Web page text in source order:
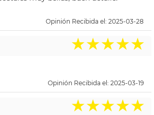
Opinión Recibida el: 2025-03-28
★★★★★
Opinión Recibida el: 2025-03-19
★★★★★